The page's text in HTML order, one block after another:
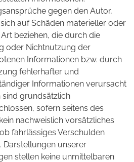
gegen den Autor,
auf Schäden materieller oder
beziehen, die durch die
oder Nichtnutzung der
Informationen bzw. durch
fehlerhafter und
Informationen verursacht
grundsätzlich
sofern seitens des
nachweislich vorsätzliches
fahrlässiges Verschulden
Darstellungen unserer
stellen keine unmittelbaren